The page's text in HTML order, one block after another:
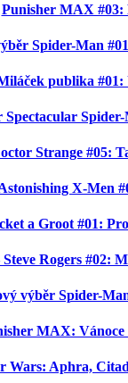
Punisher MAX #03:
Spider-Man
publika
Strange #05:
X-Men
a Groot #01:
Rogers #02:
výběr Spider-
MAX: Vánoce
Wars: Aphra,